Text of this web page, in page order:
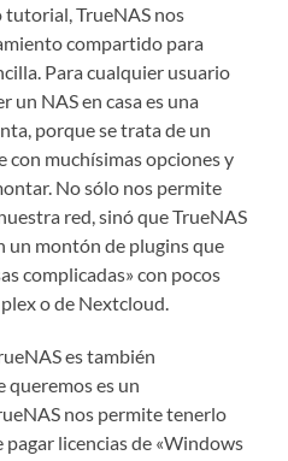
tutorial, TrueNAS nos
compartido para
Para cualquier usuario
un NAS en casa es una
porque se trata de un
muchísimas opciones y
No sólo nos permite
red, sinó que TrueNAS
un montón de plugins que
complicadas» con pocos
o de Nextcloud.
es también
queremos es un
nos permite tenerlo
licencias de «Windows